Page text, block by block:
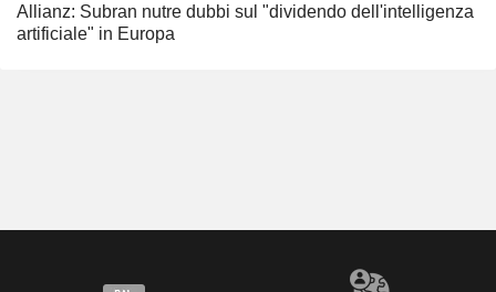
Allianz: Subran nutre dubbi sul "dividendo dell'intelligenza
artificiale" in Europa